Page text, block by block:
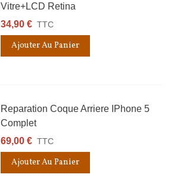
Vitre+LCD Retina
34,90 € TTC
Ajouter Au Panier
Reparation Coque Arriere IPhone 5
Complet
69,00 € TTC
Ajouter Au Panier